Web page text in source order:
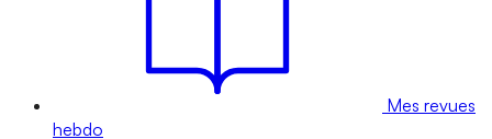
Mes revues
hebdo